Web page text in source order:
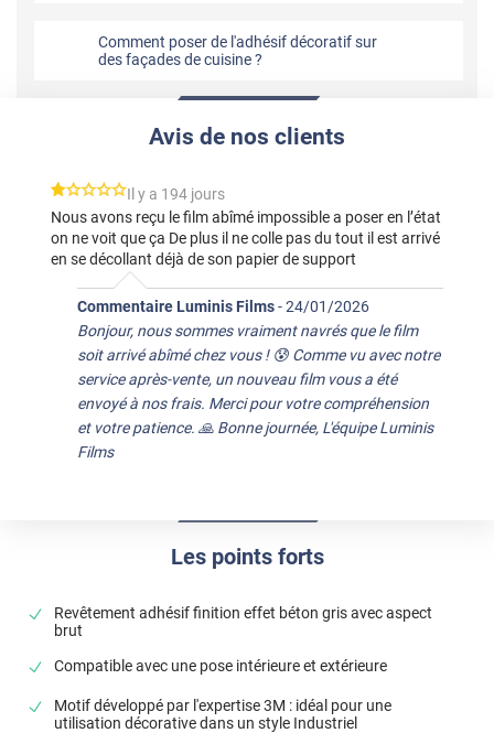
Comment poser de l'adhésif décoratif sur
des façades de cuisine ?
Les points forts
Revêtement adhésif finition effet béton gris avec aspect
brut
Compatible avec une pose intérieure et extérieure
Motif développé par l'expertise 3M : idéal pour une
utilisation décorative dans un style Industriel
Avis de nos clients
*****
Il y a 194 jours
Nous avons reçu le film abîmé impossible a poser en l’état
on ne voit que ça De plus il ne colle pas du tout il est arrivé
en se décollant déjà de son papier de support
Commentaire Luminis Films-24/01/2026
Bonjour, nous sommes vraiment navrés que le film
soit arrivé abîmé chez vous ! 😰 Comme vu avec notre
service après-vente, un nouveau film vous a été
envoyé à nos frais. Merci pour votre compréhension
et votre patience. 🙏 Bonne journée, L'équipe Luminis
Films